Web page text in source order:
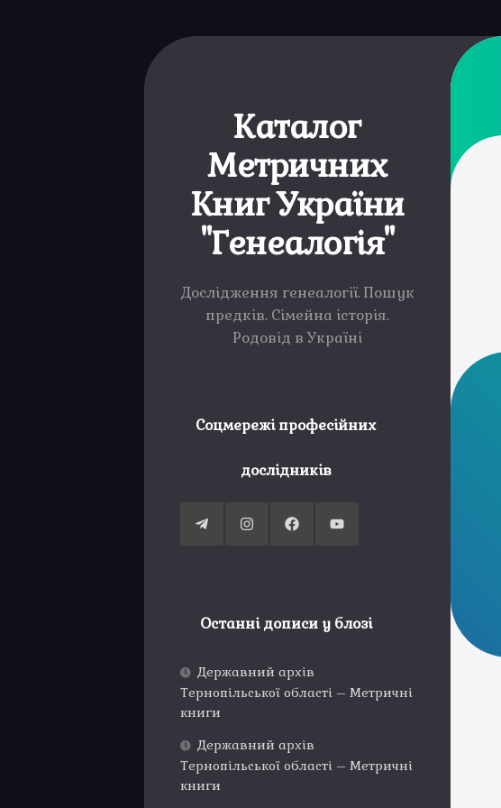
Каталог
Метричних
Книг України
"Генеалогія"
Дослідження генеалогії. Пошук
предків. Сімейна історія.
Родовід в Україні
Соцмережі професійних
дослідників
Останні дописи у блозі
Державний архів
Тернопільської області – Метричні
книги
Державний архів
Тернопільської області – Метричні
книги